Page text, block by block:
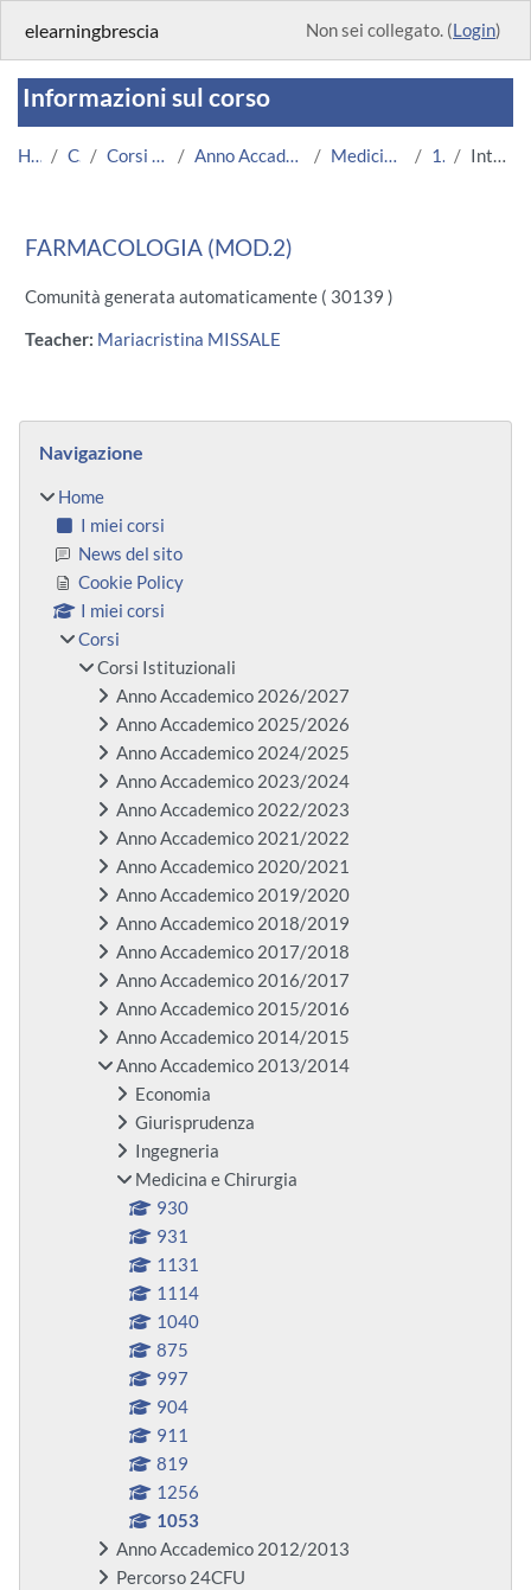
elearningbrescia Non sei collegato. (Login)
Informazioni sul corso
Home Corsi Corsi Istituzionali Anno Accademico 2013/2014 Medicina e Chirurgia 1053 Introduzione
FARMACOLOGIA (MOD.2)
Comunità generata automaticamente ( 30139 )
Teacher: Mariacristina MISSALE
Blocchi
Navigazione
Home
I miei corsi
News del sito
Cookie Policy
I miei corsi
Corsi
Corsi Istituzionali
Anno Accademico 2026/2027
Anno Accademico 2025/2026
Anno Accademico 2024/2025
Anno Accademico 2023/2024
Anno Accademico 2022/2023
Anno Accademico 2021/2022
Anno Accademico 2020/2021
Anno Accademico 2019/2020
Anno Accademico 2018/2019
Anno Accademico 2017/2018
Anno Accademico 2016/2017
Anno Accademico 2015/2016
Anno Accademico 2014/2015
Anno Accademico 2013/2014
Economia
Giurisprudenza
Ingegneria
Medicina e Chirurgia
930
931
1131
1114
1040
875
997
904
911
819
1256
1053
Anno Accademico 2012/2013
Percorso 24CFU